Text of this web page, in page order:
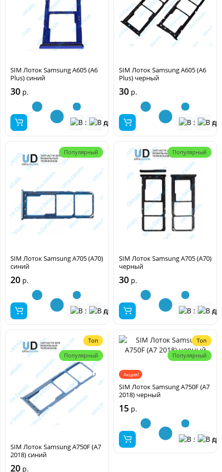
SIM Лоток Samsung A605 (A6
Plus) синий
30 р.
SIM Лоток Samsung A605 (A6
Plus) черный
30 р.
Популярный
SIM Лоток Samsung A705 (A70)
синий
20 р.
Популярный
SIM Лоток Samsung A705 (A70)
черный
30 р.
Топ
Популярный
SIM Лоток Samsung A750F (A7
2018) синий
20 р.
Топ
Популярный
Акция!
SIM Лоток Samsung A750F (A7
2018) черный
15 р.